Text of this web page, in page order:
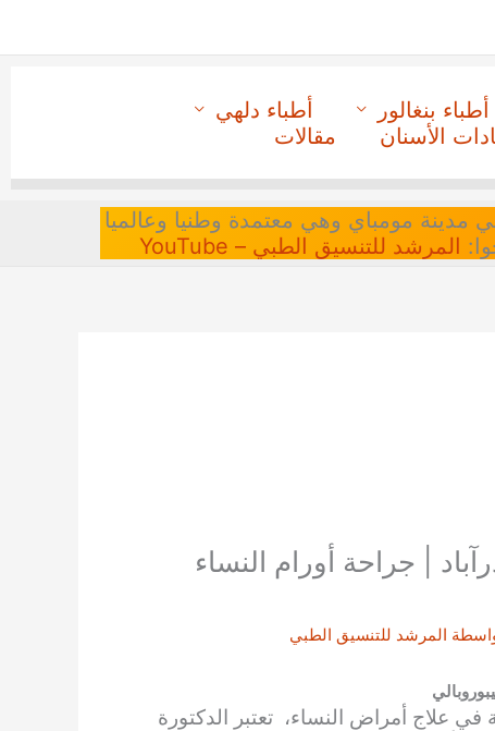
أطباء بنغالور
أطباء دلهي
الأسنان مقالات
في مدينة مومباي وهي معتمدة وطنيا وعالميا
المرشد للتنسيق الطبي – YouTube
| جراحة أورام النساء
المرشد للتنسيق الطبي
علاج أمراض النساء، تعتبر الدكتورة